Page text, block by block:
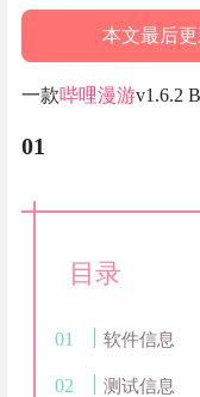
本文最后更
一款哔哩漫游v1.6.2
01
目录
软件信息
测试信息